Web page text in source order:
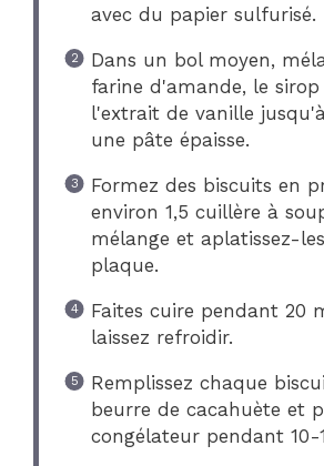
avec du papier sulfurisé.
Dans un bol moyen,
farine d'amande, le
l'extrait de vanille
une pâte épaisse.
Formez des biscuits en
environ 1,5 cuillère à
mélange et aplatissez-
plaque.
Faites cuire pendant 20
laissez refroidir.
Remplissez chaque
beurre de cacahuète et
congélateur pendant 10-